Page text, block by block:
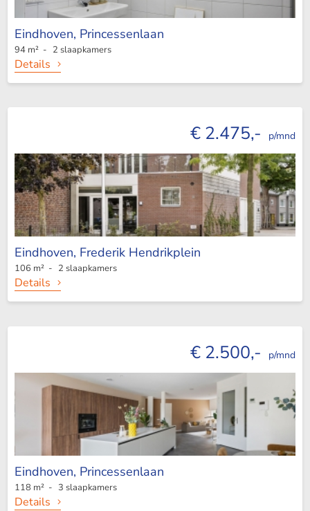
Eindhoven, Princessenlaan
94 m² - 2 slaapkamers
Details
€ 2.475,- p/mnd
Eindhoven, Frederik Hendrikplein
106 m² - 2 slaapkamers
Details
€ 2.500,- p/mnd
Eindhoven, Princessenlaan
118 m² - 3 slaapkamers
Details